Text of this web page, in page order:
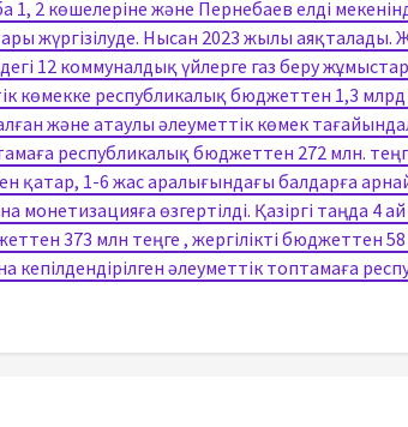
2 көшелеріне және Пернебаев елді
жүргізілуде. Нысан 2023 жылы аяқталады.
12 коммуналдық үйлерге газ беру
көмекке республикалық бюджеттен 1,3 млрд
және атаулы әлеуметтік көмек
республикалық бюджеттен 272 млн.
қатар, 1-6 жас аралығындағы балдарға
өзгертілді. Қазіргі таңда 4
373 млн теңге , жергілікті бюджеттен
әлеуметтік топтамаға